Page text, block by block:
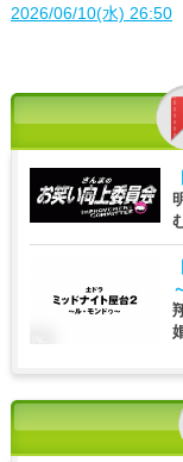
2026/06/10(水) 26:50